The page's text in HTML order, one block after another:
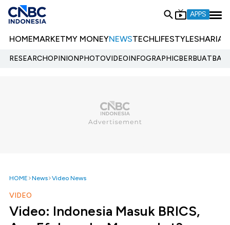
APPS
HOMEMARKETMY MONEYNEWSTECHLIFESTYLESHARIA
RESEARCHOPINIONPHOTOVIDEOINFOGRAPHIC
HOME News Video News
VIDEO
Video: Indonesia Masuk BRICS,